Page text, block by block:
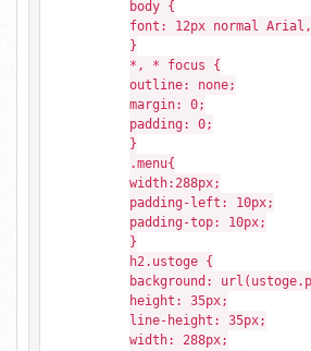
body {
font: 12px normal
}
*, * focus {
outline: none;
margin: 0;
padding: 0;
}
.menu{
width:288px;
padding-left: 10px;
padding-top: 10px;
}
h2.ustoge {
background:
height: 35px;
line-height: 35px;
width: 288px;